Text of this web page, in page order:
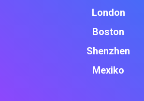
London
Boston
Shenzhen
Mexiko